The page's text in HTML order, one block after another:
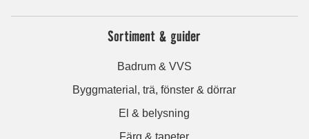
Sortiment & guider
Badrum & VVS
Byggmaterial, trä, fönster & dörrar
El & belysning
Färg & tapeter